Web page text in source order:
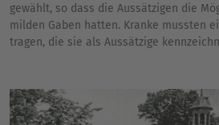
gewählt, so dass die Aussätzigen die
milden Gaben hatten. Kranke mussten
tragen, die sie als Aussätzige